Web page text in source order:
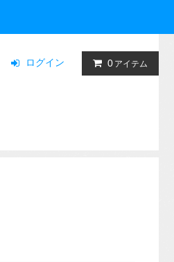
ログイン 0 アイテム